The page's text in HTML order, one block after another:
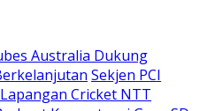
Australia Dukung
Sekjen PCI
Cricket NTT